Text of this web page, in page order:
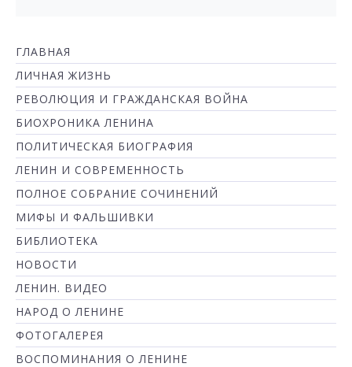
ГЛАВНАЯ
ЛИЧНАЯ ЖИЗНЬ
РЕВОЛЮЦИЯ И ГРАЖДАНСКАЯ ВОЙНА
БИОХРОНИКА ЛЕНИНА
ПОЛИТИЧЕСКАЯ БИОГРАФИЯ
ЛЕНИН И СОВРЕМЕННОСТЬ
ПОЛНОЕ СОБРАНИЕ СОЧИНЕНИЙ
МИФЫ И ФАЛЬШИВКИ
БИБЛИОТЕКА
НОВОСТИ
ЛЕНИН. ВИДЕО
НАРОД О ЛЕНИНЕ
ФОТОГАЛЕРЕЯ
ВОСПОМИНАНИЯ О ЛЕНИНЕ